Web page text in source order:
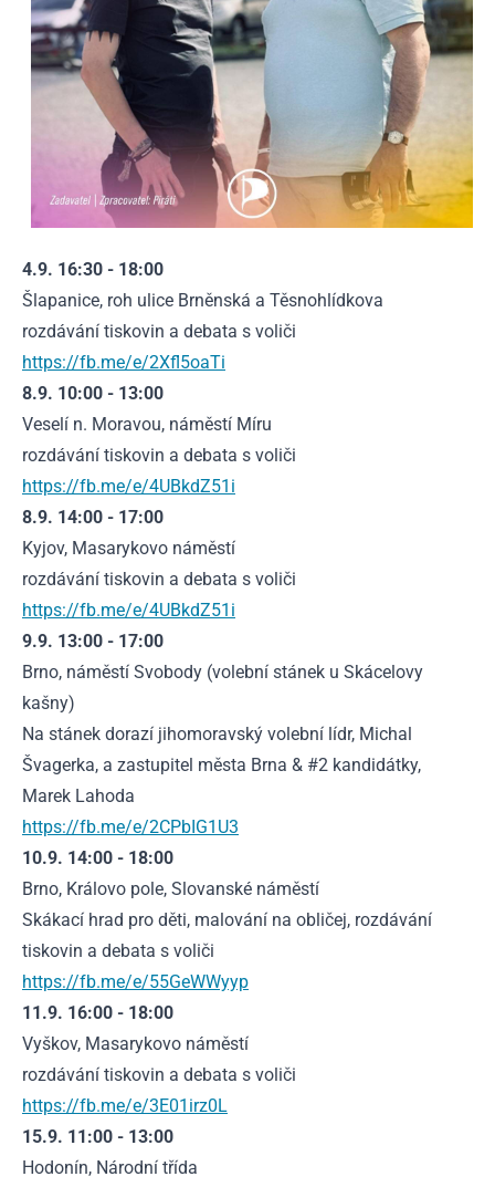
4.9. 16:30 - 18:00
Šlapanice, roh ulice Brněnská a Těsnohlídkova
rozdávání tiskovin a debata s voliči
https://fb.me/e/2Xfl5oaTi
8.9. 10:00 - 13:00
Veselí n. Moravou, náměstí Míru
rozdávání tiskovin a debata s voliči
https://fb.me/e/4UBkdZ51i
8.9. 14:00 - 17:00
Kyjov, Masarykovo náměstí
rozdávání tiskovin a debata s voliči
https://fb.me/e/4UBkdZ51i
9.9. 13:00 - 17:00
Brno, náměstí Svobody (volební stánek u Skácelovy
kašny)
Na stánek dorazí jihomoravský volební lídr, Michal
Švagerka, a zastupitel města Brna & #2 kandidátky,
Marek Lahoda
https://fb.me/e/2CPbIG1U3
10.9. 14:00 - 18:00
Brno, Královo pole, Slovanské náměstí
Skákací hrad pro děti, malování na obličej, rozdávání
tiskovin a debata s voliči
https://fb.me/e/55GeWWyyp
11.9. 16:00 - 18:00
Vyškov, Masarykovo náměstí
rozdávání tiskovin a debata s voliči
https://fb.me/e/3E01irz0L
15.9. 11:00 - 13:00
Hodonín, Národní třída